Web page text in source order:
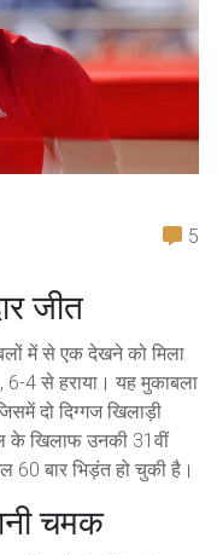
5
जीत
में से एक देखने को मिला
4 से हराया। यह मुकाबला
दो दिग्गज खिलाड़ी
के खिलाफ उनकी 31वीं
60 बार भिड़ंत हो चुकी है।
चमक